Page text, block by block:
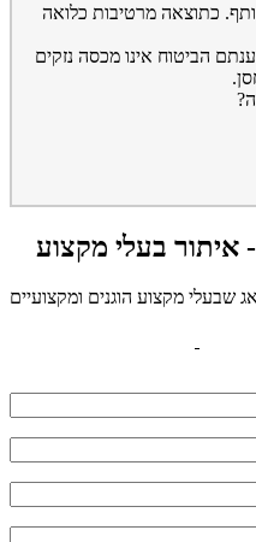
כתוצאה מרטיבות כלואה
הביטוח אינו מכסה נזקים
איתור בעלי מקצוע
שבעלי מקצוע הוגנים ומקצועיים